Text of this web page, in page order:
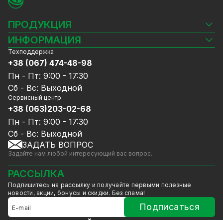
ПРОДУКЦИЯ
Камеры видеонаблюдения
Видеорегистраторы
Комплекты видеонаблюдения
СКУД
Источники питания
Сетевое оборудование
Ноутбуки и компьютеры
Аксессуары
Акции
Уцененный товар
GreenVision скидки
Мерч от GreenVision
Товары для дома
Товары снятые с производства
ИНФОРМАЦИЯ
Блог
Доставка и оплата
Гарантия и Сервисное обслуживание
Политика конфиденциальности
Договор публичной оферты
Сотрудничество
Услуги
Калькулятор расчёта объёма HDD
Техподдержка
+38 (067) 474-48-98
Пн - Пт: 9:00 - 17:30
Сб - Вс: Выходной
Сервисный центр
+38 (063)203-02-68
Пн - Пт: 9:00 - 17:30
Сб - Вс: Выходной
ЗАДАТЬ ВОПРОС
Задайте нам любой интересующий вас вопрос.
РАССЫЛКА
Подпишитесь на рассылку и получайте первыми полезные
новости, акции, бонусы и скидки. Без спама!
Подписаться